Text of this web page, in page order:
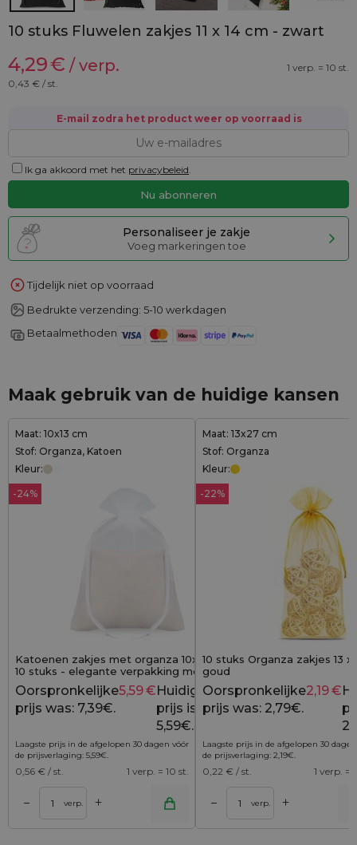
10 stuks Fluwelen zakjes 11 x 14 cm - zwart
4,29€ / verp.
1 verp. = 10 st.
0,43 € / st.
E-mail zodra het product weer op voorraad is
Ik ga akkoord met het privacybeleid.
Personaliseer je zakje
Voeg markeringen toe
Tijdelijk niet op voorraad
Bedrukte verzending: 5-10 werkdagen
Betaalmethoden
Maak gebruik van de huidige kansen
Maat: 10x13 cm
Stof: Organza, Katoen
Kleur:
-24%
Katoenen zakjes met organza 10x13 cm -
10 stuks - elegante verpakking met een
vleugje lichtheid
7,39 €
Oorspronkelijke
prijs was: 7,39€.
5,59€Huidige
prijs is:
5,59€.
Laagste prijs in de afgelopen 30 dagen vóór
de prijsverlaging: 5,59€.
0,56 € / st. 1 verp. = 10 st.
– verp. +
Maat: 13x27 cm
Stof: Organza
Kleur:
-22%
10 stuks Organza zakjes 13
goud
Oorspronkelijke
prijs was: 2,79€.
2,19€
Laagste prijs in de afgelopen 30
de prijsverlaging: 2,19€.
0,22 € / st. 1 verp. =
– verp. +
Toevoegen aan winkelwagen Toevoegen aan